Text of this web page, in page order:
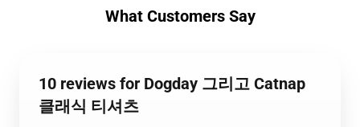
What Customers Say
10 reviews for Dogday 그리고 Catnap
클래식 티셔츠